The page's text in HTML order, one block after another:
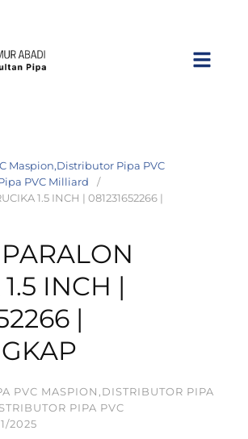
Maspion,Distributor Pipa PVC
PVC Milliard
1.5 INCH | 081231652266 |
INCH |
|
PVC MASPION,DISTRIBUTOR PIPA
PIPA PVC
2025